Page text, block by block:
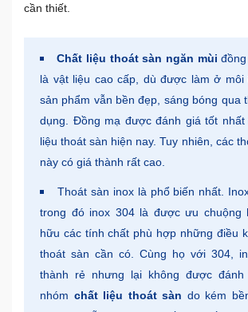
cần thiết.
Chất liệu thoát sàn ngăn mùi
là vật liệu cao cấp, dù được làm ở
sản phẩm vẫn bền đẹp, sáng bóng qua
dụng. Đồng mạ được đánh giá tốt nhất
liệu thoát sàn hiện nay. Tuy nhiên, các
này có giá thành rất cao.
Thoát sàn inox là phổ biến nhất.
trong đó inox 304 là được ưu
hữu các tính chất phù hợp những điều
thoát sàn cần có. Cùng họ với 304,
thành rẻ nhưng lại không được
nhóm chất liệu thoát sàn do kém